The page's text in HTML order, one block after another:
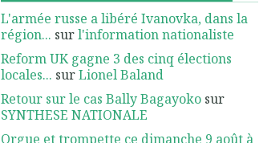
L'armée russe a libéré Ivanovka, dans la
région... surl'information nationaliste
Reform UK gagne 3 des cinq élections
locales... surLionel Baland
Retour sur le cas Bally Bagayokosur
SYNTHESE NATIONALE
Orgue et trompette ce dimanche 9 août à